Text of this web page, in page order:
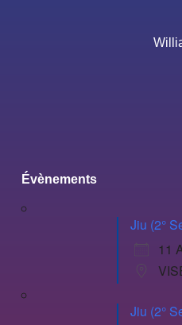
Évènements
Jiu (2°
11
Jiu (2°